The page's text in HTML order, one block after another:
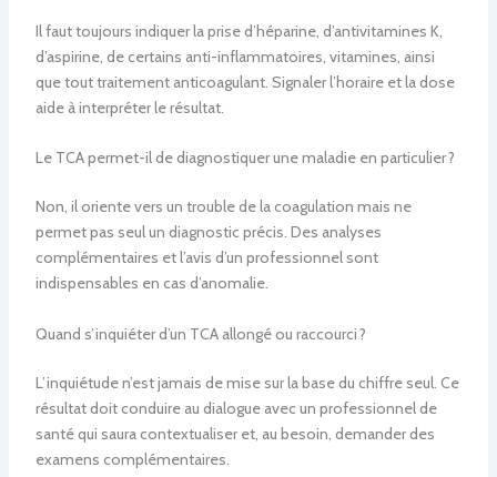
Il faut toujours indiquer la prise d’héparine, d’antivitamines K,
d’aspirine, de certains anti-inflammatoires, vitamines, ainsi
que tout traitement anticoagulant. Signaler l’horaire et la dose
aide à interpréter le résultat.
Le TCA permet-il de diagnostiquer une maladie en particulier ?
Non, il oriente vers un trouble de la coagulation mais ne
permet pas seul un diagnostic précis. Des analyses
complémentaires et l’avis d’un professionnel sont
indispensables en cas d’anomalie.
Quand s’inquiéter d’un TCA allongé ou raccourci ?
L’inquiétude n’est jamais de mise sur la base du chiffre seul. Ce
résultat doit conduire au dialogue avec un professionnel de
santé qui saura contextualiser et, au besoin, demander des
examens complémentaires.